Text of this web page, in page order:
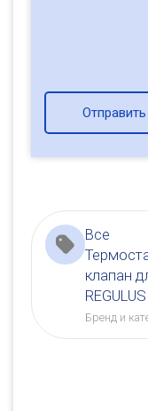
Все
клапан
REGULUS
Бренд и